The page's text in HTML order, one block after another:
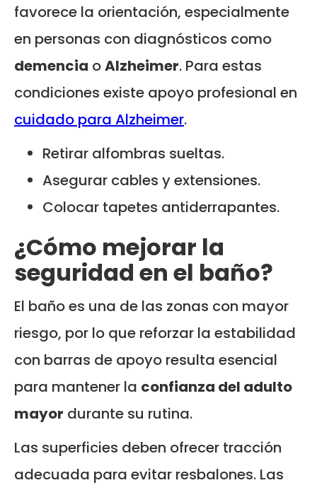
favorece la orientación, especialmente
en personas con diagnósticos como
demencia oAlzheimer. Para estas
condiciones existe apoyo profesional en
cuidado para Alzheimer.
Retirar alfombras sueltas.
Asegurar cables y extensiones.
Colocar tapetes antiderrapantes.
¿Cómo mejorar la
seguridad en el baño?
El baño es una de las zonas con mayor
riesgo, por lo que reforzar la estabilidad
con barras de apoyo resulta esencial
para mantener la confianza del adulto
mayor durante su rutina.
Las superficies deben ofrecer tracción
adecuada para evitar resbalones. Las